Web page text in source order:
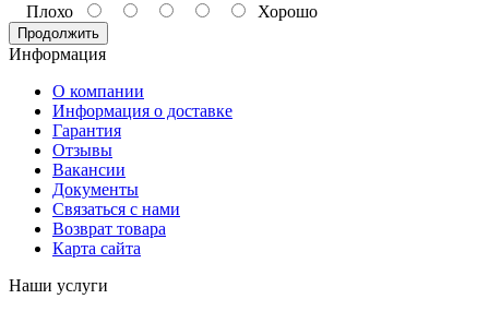
Плохо
Хорошо
Продолжить
Информация
О компании
Информация о доставке
Гарантия
Отзывы
Вакансии
Документы
Связаться с нами
Возврат товара
Карта сайта
Наши услуги